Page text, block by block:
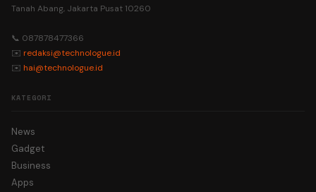
Tanah Abang, Jakarta Pusat 10260
📞 087878477366
✉️ redaksi@technologue.id
✉️ hai@technologue.id
KATEGORI
News
Gadget
Business
Apps